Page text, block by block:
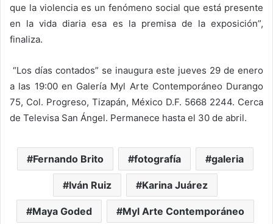
que la violencia es un fenómeno social que está presente
en la vida diaria esa es la premisa de la exposición”,
finaliza.
“Los días contados” se inaugura este jueves 29 de enero
a las 19:00 en Galería Myl Arte Contemporáneo Durango
75, Col. Progreso, Tizapán, México D.F. 5668 2244. Cerca
de Televisa San Ángel. Permanece hasta el 30 de abril.
Fernando Brito fotografía galeria
Iván Ruiz Karina Juárez
Maya Goded Myl Arte Contemporáneo